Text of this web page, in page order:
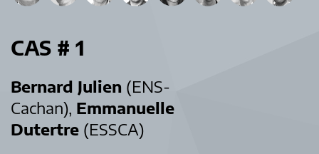
CAS # 1
Bernard Julien (ENS-
Cachan), Emmanuelle
Dutertre (ESSCA)